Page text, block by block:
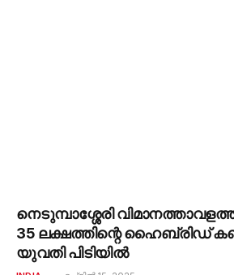
നെടുമ്പാശ്ശേരി
35 ലക്ഷത്തിന്റെ ഹൈബ്രിഡ്
യുവതി പിടിയിൽ